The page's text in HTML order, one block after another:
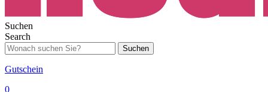
Suchen
Search
Suchen
Gutschein
0